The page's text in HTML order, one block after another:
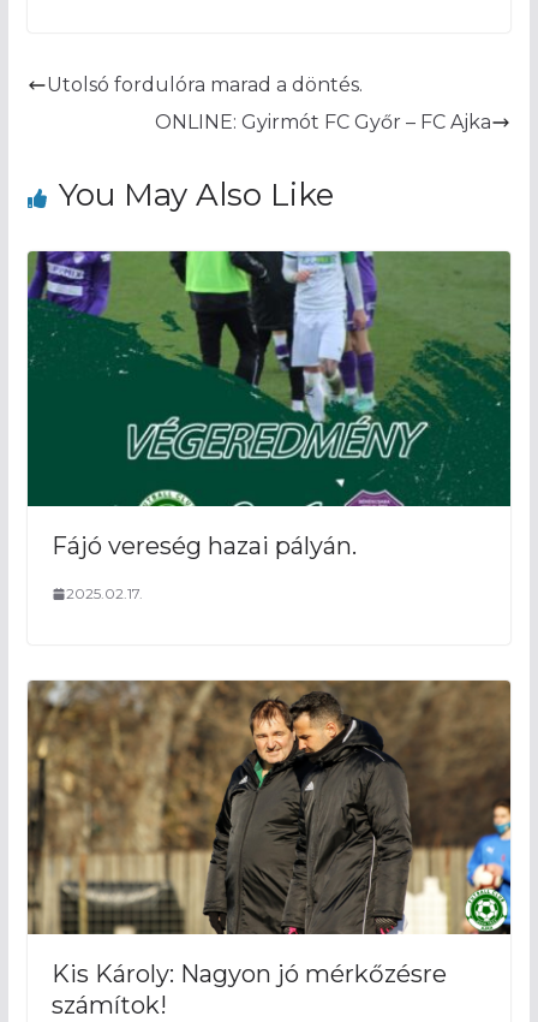
Utolsó fordulóra marad a döntés.
ONLINE: Gyirmót FC Győr – FC Ajka
You May Also Like
Fájó vereség hazai pályán.
2025.02.17.
Kis Károly: Nagyon jó mérkőzésre
számítok!